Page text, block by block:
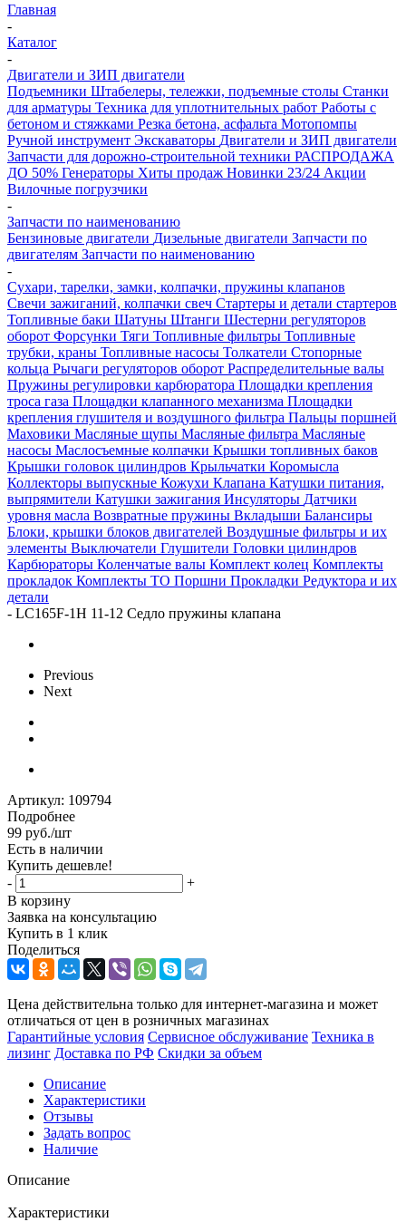
Главная
-
Каталог
-
Двигатели и ЗИП двигатели
Подъемники Штабелеры, тележки, подъемные столы Станки
для арматуры Техника для уплотнительных работ Работы с
бетоном и стяжками Резка бетона, асфальта Мотопомпы
Ручной инструмент Экскаваторы Двигатели и ЗИП двигатели
Запчасти для дорожно-строительной техники РАСПРОДАЖА
ДО 50% Генераторы Хиты продаж Новинки 23/24 Акции
Вилочные погрузчики
-
Запчасти по наименованию
Бензиновые двигатели Дизельные двигатели Запчасти по
двигателям Запчасти по наименованию
-
Сухари, тарелки, замки, колпачки, пружины клапанов
Свечи зажиганий, колпачки свеч Стартеры и детали стартеров
Топливные баки Шатуны Штанги Шестерни регуляторов
оборот Форсунки Тяги Топливные фильтры Топливные
трубки, краны Топливные насосы Толкатели Стопорные
кольца Рычаги регуляторов оборот Распределительные валы
Пружины регулировки карбюратора Площадки крепления
троса газа Площадки клапанного механизма Площадки
крепления глушителя и воздушного фильтра Пальцы поршней
Маховики Масляные щупы Масляные фильтра Масляные
насосы Маслосъемные колпачки Крышки топливных баков
Крышки головок цилиндров Крыльчатки Коромысла
Коллекторы выпускные Кожухи Клапана Катушки питания,
выпрямители Катушки зажигания Инсуляторы Датчики
уровня масла Возвратные пружины Вкладыши Балансиры
Блоки, крышки блоков двигателей Воздушные фильтры и их
элементы Выключатели Глушители Головки цилиндров
Карбюраторы Коленчатые валы Комплект колец Комплекты
прокладок Комплекты ТО Поршни Прокладки Редуктора и их
детали
- LC165F-1H 11-12 Седло пружины клапана
Previous
Next
Артикул: 109794
Подробнее
99 руб./шт
Есть в наличии
Купить дешевле!
-
+
В корзину
Заявка на консультацию
Купить в 1 клик
Поделиться
Цена действительна только для интернет-магазина и может
отличаться от цен в розничных магазинах
Гарантийные условия Сервисное обслуживание Техника в
лизинг Доставка по РФ Скидки за объем
Описание
Характеристики
Отзывы
Задать вопрос
Наличие
Описание
Характеристики